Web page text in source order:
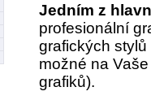
Jedním z
profesionální
grafických
možné na
grafiků).